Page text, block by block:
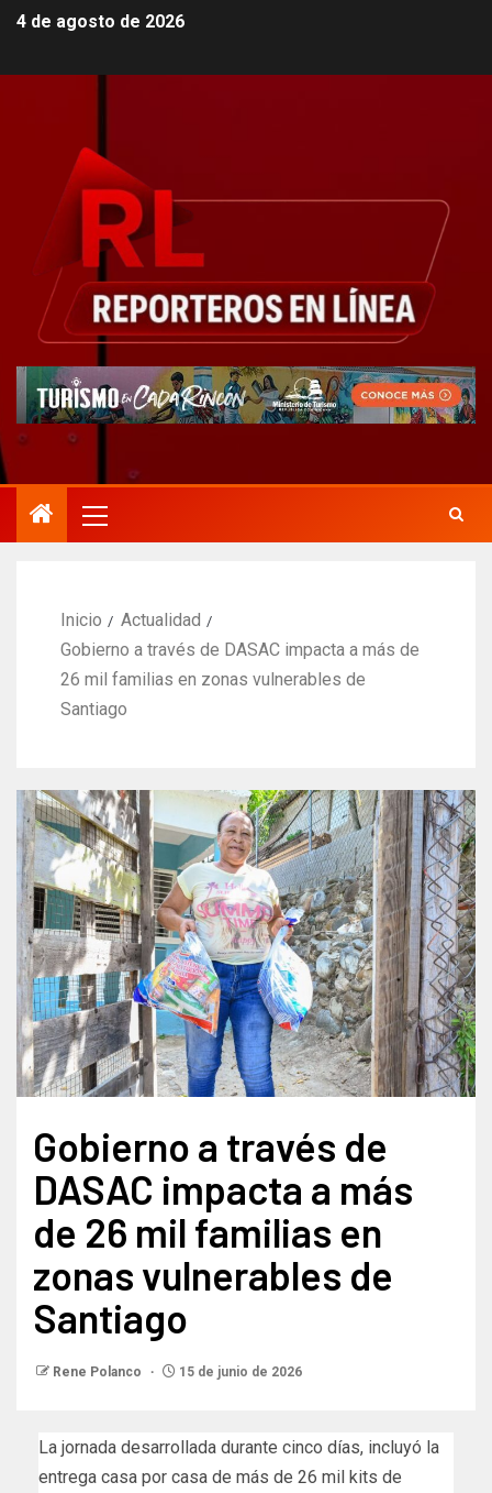
4 de agosto de 2026
Inicio
Actualidad
Gobierno a través de DASAC impacta a más de
26 mil familias en zonas vulnerables de
Santiago
Gobierno a través de
DASAC impacta a más
de 26 mil familias en
zonas vulnerables de
Santiago
Rene Polanco 15 de junio de 2026
La jornada desarrollada durante cinco días, incluyó la
entrega casa por casa de más de 26 mil kits de